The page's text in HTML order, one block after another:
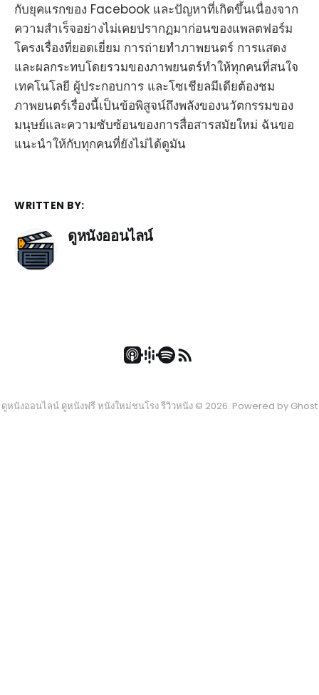
กับยุคแรกของ Facebook และปัญหาที่เกิดขึ้นเนื่องจาก
ความสำเร็จอย่างไม่เคยปรากฏมาก่อนของแพลตฟอร์ม
โครงเรื่องที่ยอดเยี่ยม การถ่ายทำภาพยนตร์ การแสดง
และผลกระทบโดยรวมของภาพยนตร์ทำให้ทุกคนที่สนใจ
เทคโนโลยี ผู้ประกอบการ และโซเชียลมีเดียต้องชม
ภาพยนตร์เรื่องนี้เป็นข้อพิสูจน์ถึงพลังของนวัตกรรมของ
มนุษย์และความซับซ้อนของการสื่อสารสมัยใหม่ ฉันขอ
แนะนำให้กับทุกคนที่ยังไม่ได้ดูมัน
WRITTEN BY:
ดูหนังออนไลน์
ดูหนังออนไลน์ ดูหนังฟรี หนังใหม่ชนโรง รีวิวหนัง © 2026. Powered by Ghost